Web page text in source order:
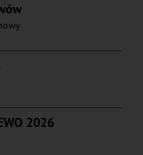
2026